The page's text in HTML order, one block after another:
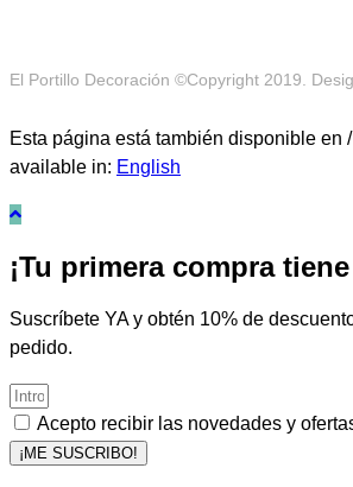
El Portillo Decoración ©Copyright 2019.
Esta página está también disponible en
available in: English
¡Tu primera compra
Suscríbete YA y obtén 10% de
pedido.
Acepto recibir las novedades y
¡ME SUSCRIBO!